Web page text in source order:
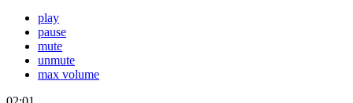
play
pause
mute
unmute
max volume